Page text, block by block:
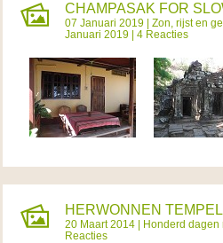
CHAMPASAK FOR
07 Januari 2019 | Zon, rijst en
Januari 2019 | 4 Reacties
HERWONNEN
20 Maart 2014 | Honderd dagen
Reacties